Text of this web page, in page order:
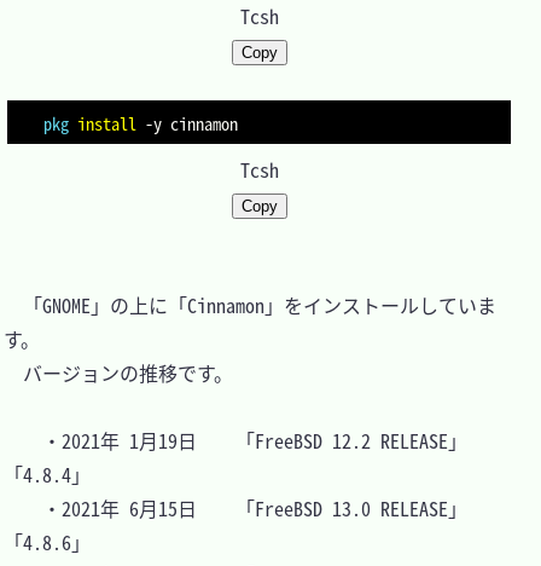
Tcsh
Copy
pkg install -y
Tcsh
Copy
「GNOME」の上に「Cinnamon」をインストールしていま
す。
バージョンの推移です。
「4.8.4」
「4.8.6」